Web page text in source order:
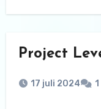
Project
17 juli 2024